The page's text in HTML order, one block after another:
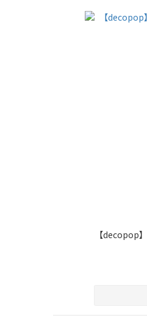
【decopop